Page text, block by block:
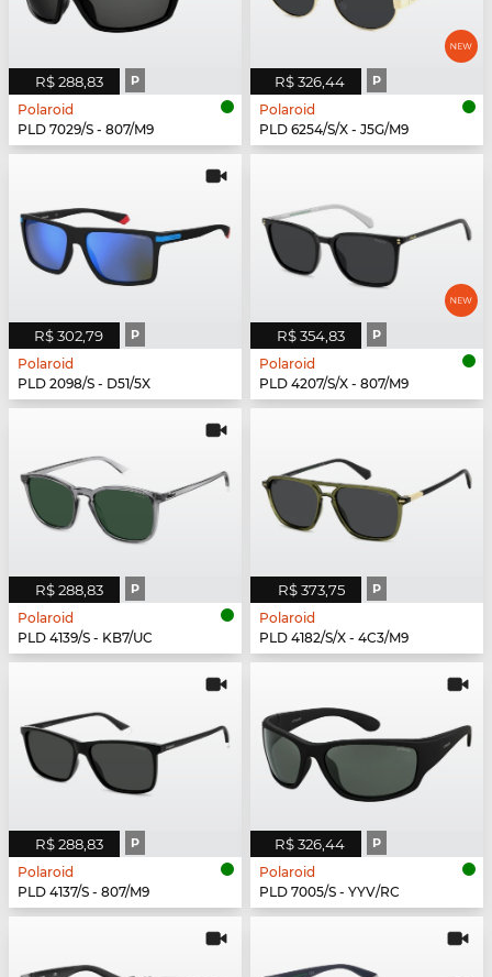
R$ 288,83 P
Polaroid
PLD 7029/S - 807/M9
R$ 326,44 P
Polaroid
PLD 6254/S/X - J5G/M9
R$ 302,79 P
Polaroid
PLD 2098/S - D51/5X
R$ 354,83 P
Polaroid
PLD 4207/S/X - 807/M9
R$ 288,83 P
Polaroid
PLD 4139/S - KB7/UC
R$ 373,75 P
Polaroid
PLD 4182/S/X - 4C3/M9
R$ 288,83 P
Polaroid
PLD 4137/S - 807/M9
R$ 326,44 P
Polaroid
PLD 7005/S - YYV/RC